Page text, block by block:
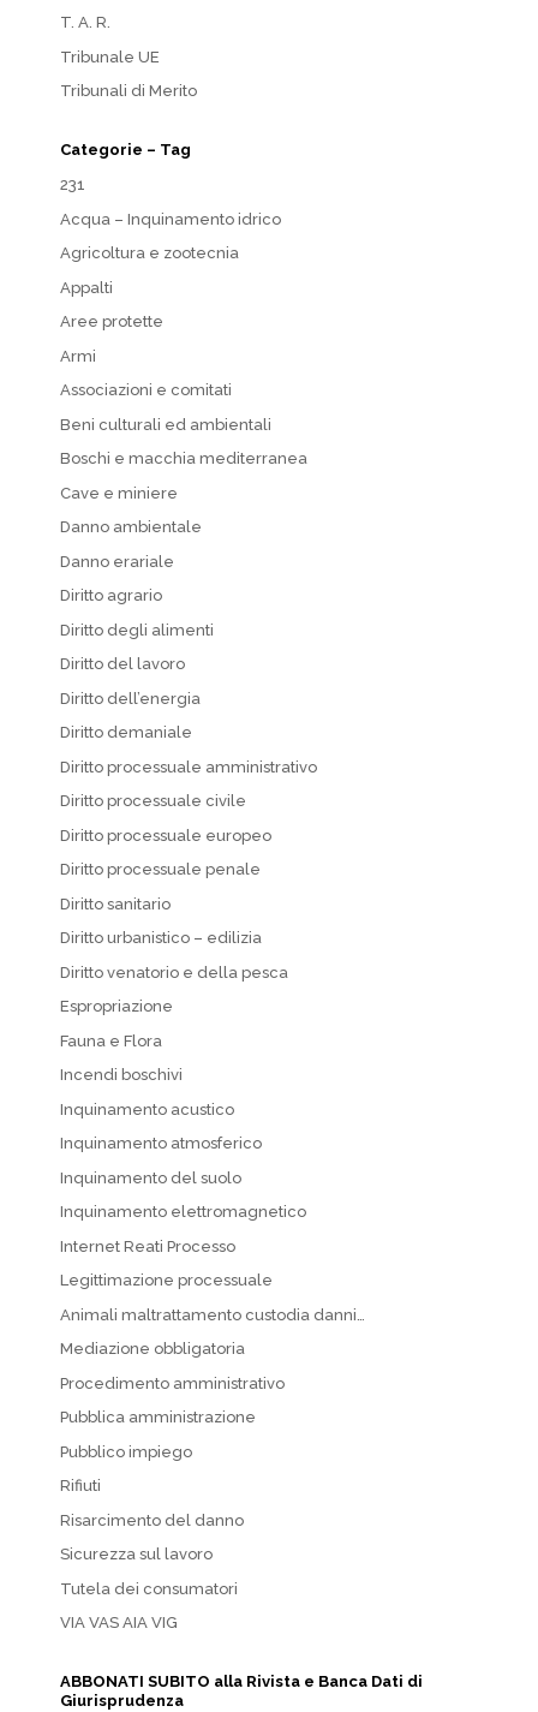
T. A. R.
Tribunale UE
Tribunali di Merito
Categorie – Tag
231
Acqua – Inquinamento idrico
Agricoltura e zootecnia
Appalti
Aree protette
Armi
Associazioni e comitati
Beni culturali ed ambientali
Boschi e macchia mediterranea
Cave e miniere
Danno ambientale
Danno erariale
Diritto agrario
Diritto degli alimenti
Diritto del lavoro
Diritto dell’energia
Diritto demaniale
Diritto processuale amministrativo
Diritto processuale civile
Diritto processuale europeo
Diritto processuale penale
Diritto sanitario
Diritto urbanistico – edilizia
Diritto venatorio e della pesca
Espropriazione
Fauna e Flora
Incendi boschivi
Inquinamento acustico
Inquinamento atmosferico
Inquinamento del suolo
Inquinamento elettromagnetico
Internet Reati Processo
Legittimazione processuale
Animali maltrattamento custodia danni…
Mediazione obbligatoria
Procedimento amministrativo
Pubblica amministrazione
Pubblico impiego
Rifiuti
Risarcimento del danno
Sicurezza sul lavoro
Tutela dei consumatori
VIA VAS AIA VIG
ABBONATI SUBITO alla Rivista e Banca Dati di
Giurisprudenza